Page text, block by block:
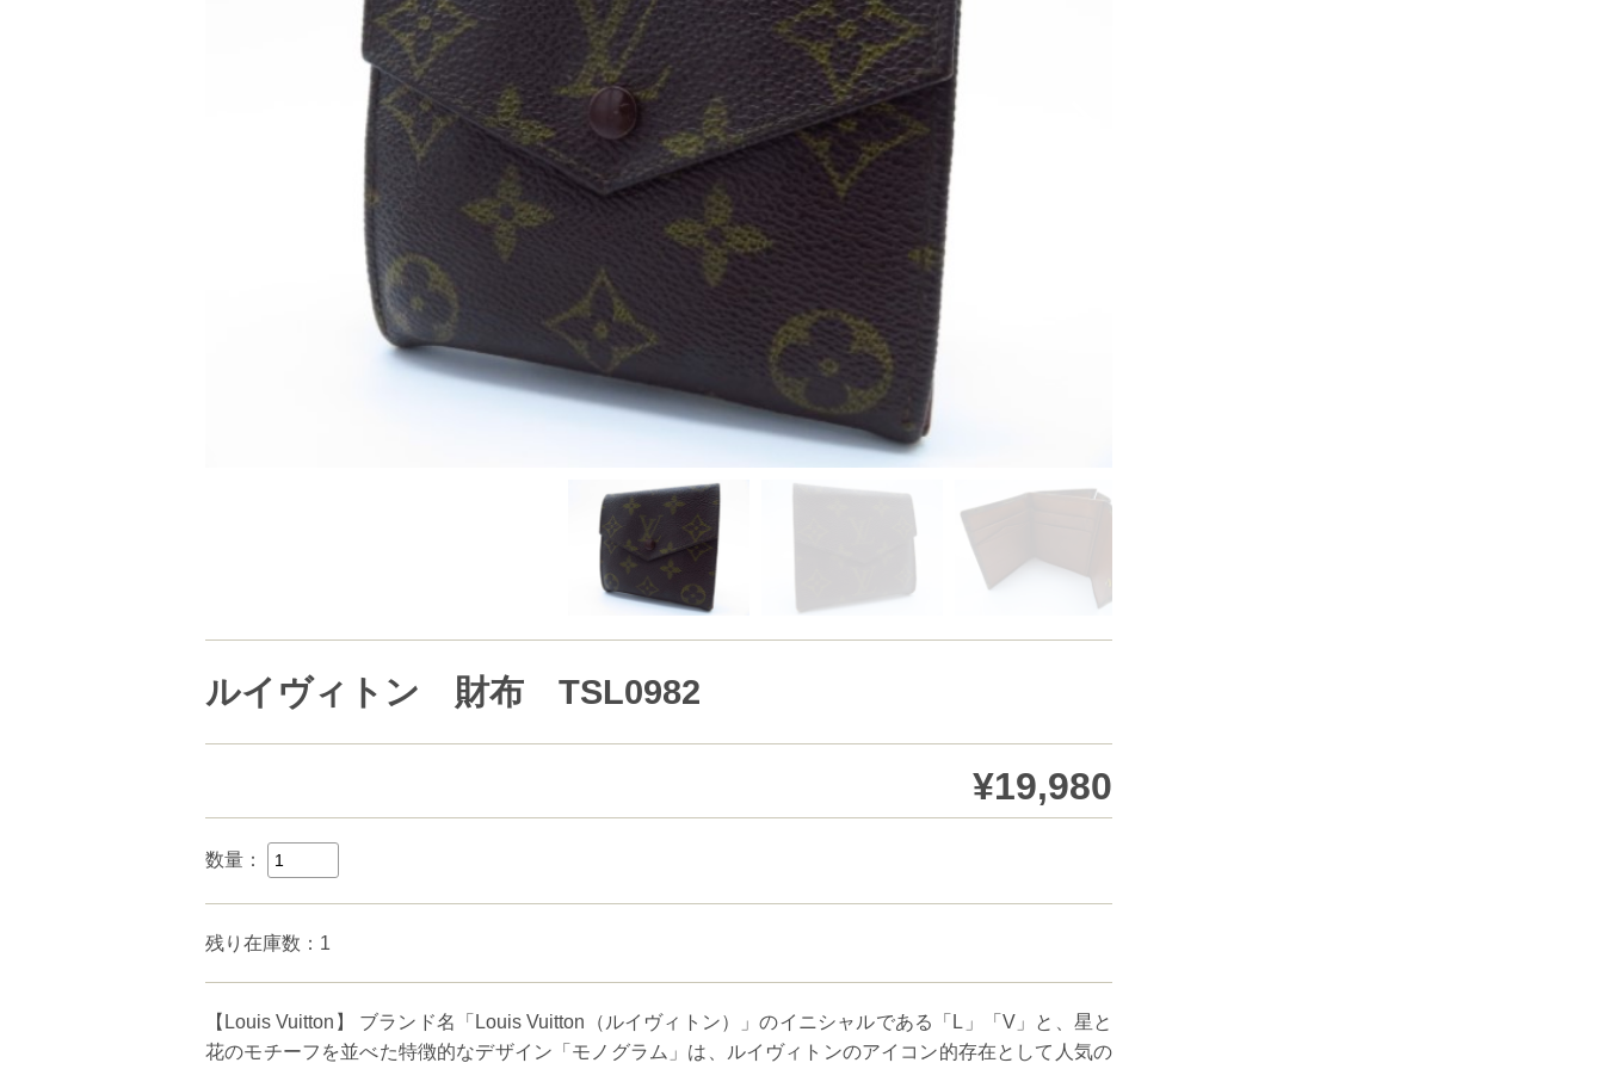
ルイヴィトン 財布 TSL0982
¥19,980
数量：
残り在庫数：1
【Louis Vuitton】 ブランド名「Louis Vuitton（ルイヴィトン）」のイニシャルである「L」「V」と、星と
花のモチーフを並べた特徴的なデザイン「モノグラム」は、ルイヴィトンのアイコン的存在として人気の